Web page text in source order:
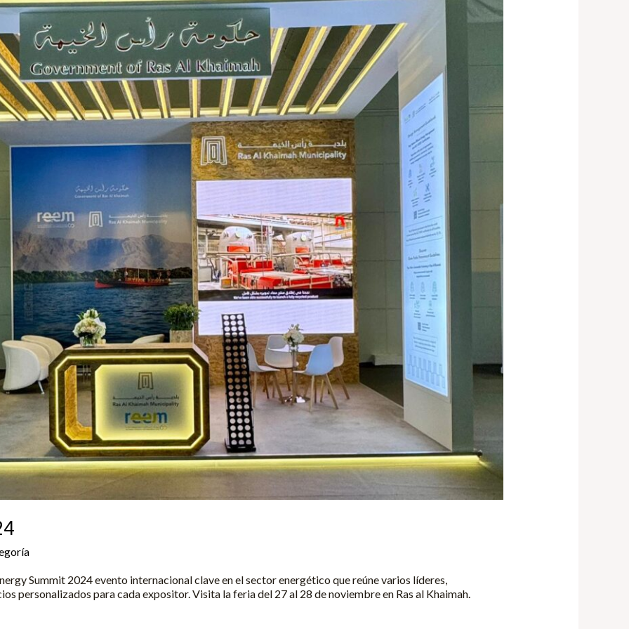
/
Summit 2024 evento internacional clave en el sector energético que reúne varios líderes,
personalizados para cada expositor. Visita la feria del 27 al 28 de noviembre en Ras al Khaimah.